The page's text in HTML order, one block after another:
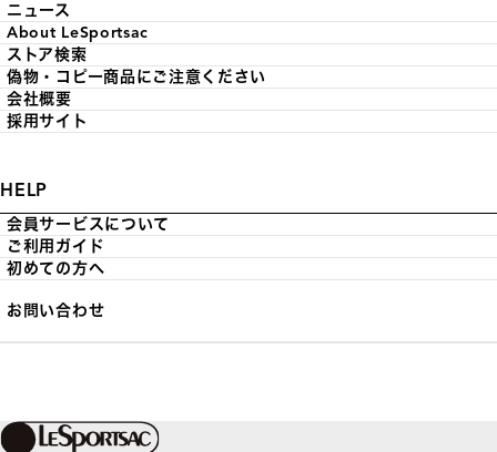
ニュース
About LeSportsac
ストア検索
偽物・コピー商品にご注意ください
会社概要
採用サイト
HELP
会員サービスについて
ご利用ガイド
初めての方へ
お問い合わせ